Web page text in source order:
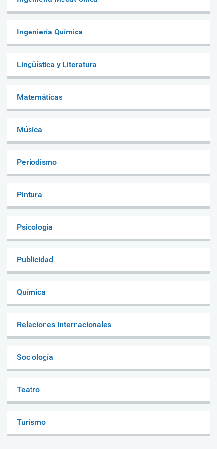
Ingeniería Química
Lingüística y Literatura
Matemáticas
Música
Periodismo
Pintura
Psicología
Publicidad
Química
Relaciones Internacionales
Sociología
Teatro
Turismo